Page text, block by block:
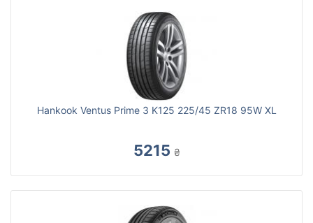
Hankook Ventus Prime 3 K125 225/45 ZR18 95W XL
5215 ₴